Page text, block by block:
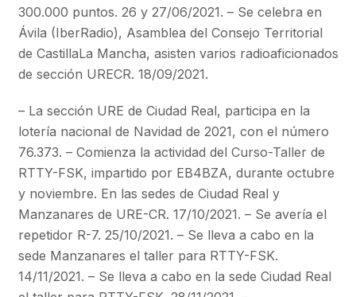
300.000 puntos. 26 y 27/06/2021. – Se celebra en
Ávila (IberRadio), Asamblea del Consejo Territorial
de CastillaLa Mancha, asisten varios radioaficionados
de sección URECR. 18/09/2021.
– La sección URE de Ciudad Real, participa en la
lotería nacional de Navidad de 2021, con el número
76.373. – Comienza la actividad del Curso-Taller de
RTTY-FSK, impartido por EB4BZA, durante octubre
y noviembre. En las sedes de Ciudad Real y
Manzanares de URE-CR. 17/10/2021. – Se avería el
repetidor R-7. 25/10/2021. – Se lleva a cabo en la
sede Manzanares el taller para RTTY-FSK.
14/11/2021. – Se lleva a cabo en la sede Ciudad Real